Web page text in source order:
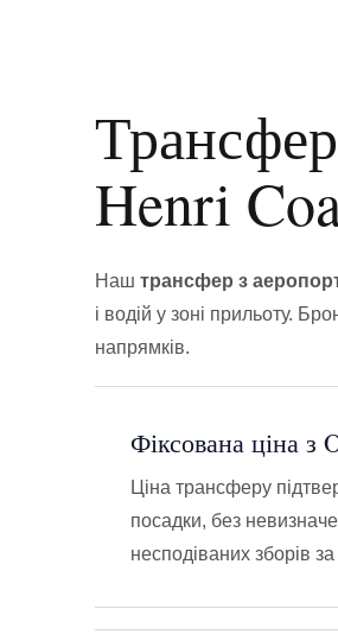
Henri
Наш трансфер з
і водій у зоні прильоту.
напрямків.
Фіксована ціна з
Ціна трансферу
посадки, без
несподіваних зборів